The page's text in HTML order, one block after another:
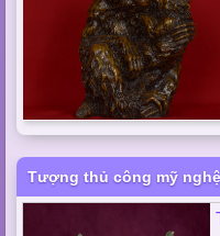
Tượng thủ công mỹ